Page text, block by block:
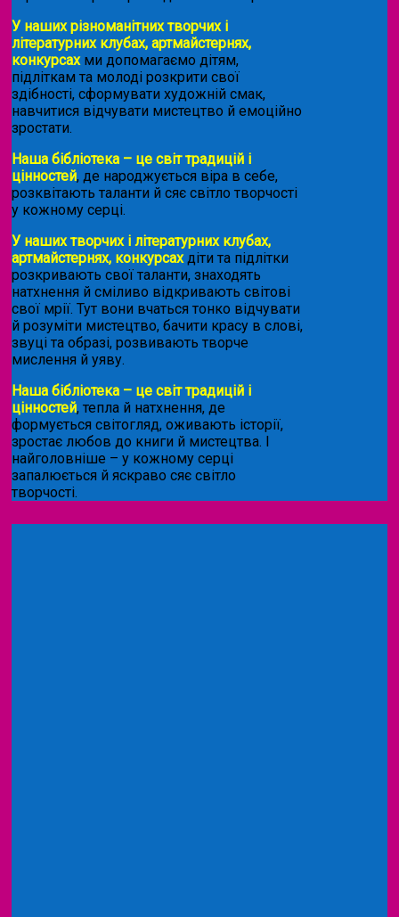
У наших різноманітних творчих і
літературних клубах, артмайстернях,
конкурсахми допомагаємо дітям,
підліткам та молоді розкрити свої
здібності, сформувати художній смак,
навчитися відчувати мистецтво й емоційно
зростати.
Наша бібліотека – це світ традицій і
цінностей, де народжується віра в себе,
розквітають таланти й сяє світло творчості
у кожному серці.
У наших творчих і літературних клубах,
артмайстернях, конкурсахдіти та підлітки
розкривають свої таланти, знаходять
натхнення й сміливо відкривають світові
свої мрії. Тут вони вчаться тонко відчувати
й розуміти мистецтво, бачити красу в слові,
звуці та образі, розвивають творче
мислення й уяву.
Наша бібліотека – це світ традицій і
цінностей, тепла й натхнення, де
формується світогляд, оживають історії,
зростає любов до книги й мистецтва. І
найголовніше – у кожному серці
запалюється й яскраво сяє світло
творчості.